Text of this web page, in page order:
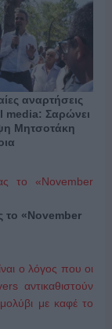
αναρτήσεις
media: Σαρώνει
Μητσοτάκη
το «November